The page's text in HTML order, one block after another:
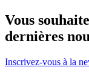
Vous
dernières
Inscrivez-vous à la